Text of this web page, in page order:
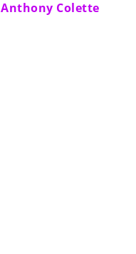
Anthony Colette